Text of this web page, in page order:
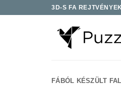
3D-S FA
FÁBÓL KÉSZÜLT